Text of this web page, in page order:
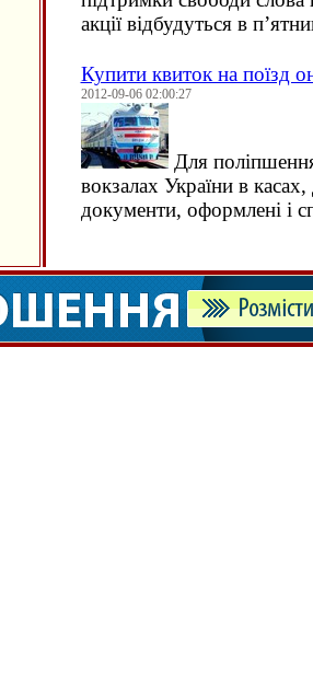
акції відбудуться в
Купити квиток на поїзд
2012-09-06 02:00:27
Для
вокзалах України в
документи, оформлені і